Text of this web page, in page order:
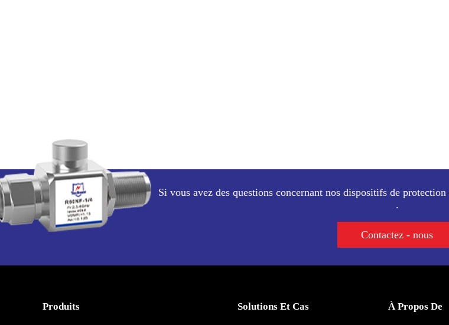
Si vous avez des questions concernant nos dispositifs de
.
Contactez - nous
Produits Solutions Et Cas À Propos De